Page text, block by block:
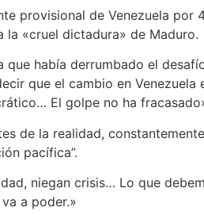
provisional de Venezuela por
la «cruel dictadura» de Maduro.
había derrumbado el
que el cambio en Venezuela
El golpe no ha
de la realidad,
pacífica”.
niegan crisis… Lo que
a poder.»